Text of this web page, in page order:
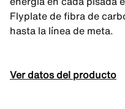
Flyplate de fibra de
hasta la línea de meta.
Ver datos del producto